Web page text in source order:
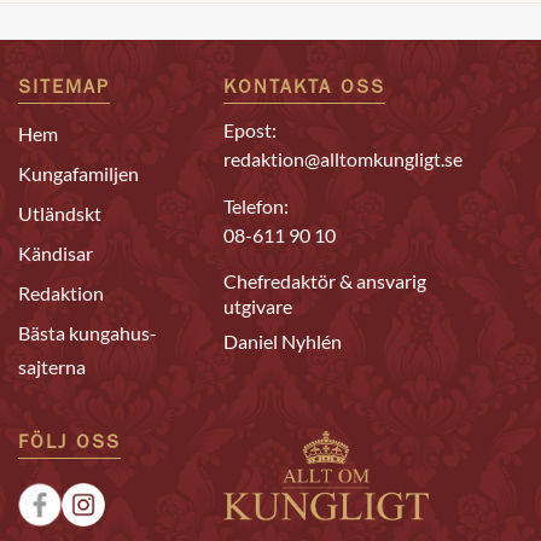
SITEMAP
Hem
Kungafamiljen
Utländskt
Kändisar
Redaktion
Bästa kungahus-
sajterna
KONTAKTA OSS
Epost:
redaktion@alltomkungligt.se
Telefon:
08-611 90 10
Chefredaktör & ansvarig
utgivare
Daniel Nyhlén
FÖLJ OSS